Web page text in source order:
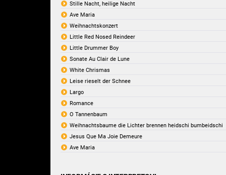
Stille Nacht, heilige Nacht
Ave Maria
Weihnachtskonzert
Little Red Nosed Reindeer
Little Drummer Boy
Sonate Au Clair de Lune
White Chrismas
Leise rieselt der Schnee
Largo
Romance
O Tannenbaum
Weihnachtsbaume die Lichter brennen heidschi bumbeidschi
Jesus Que Ma Joie Demeure
Ave Maria